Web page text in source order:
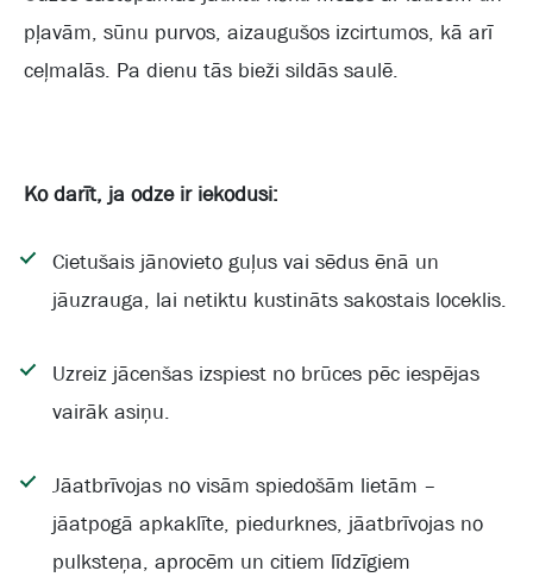
pļavām, sūnu purvos, aizaugušos izcirtumos, kā arī
ceļmalās. Pa dienu tās bieži sildās saulē.
Ko darīt, ja odze ir iekodusi:
Cietušais jānovieto guļus vai sēdus ēnā un
jāuzrauga, lai netiktu kustināts sakostais loceklis.
Uzreiz jācenšas izspiest no brūces pēc iespējas
vairāk asiņu.
Jāatbrīvojas no visām spiedošām lietām –
jāatpogā apkaklīte, piedurknes, jāatbrīvojas no
pulksteņa, aprocēm un citiem līdzīgiem